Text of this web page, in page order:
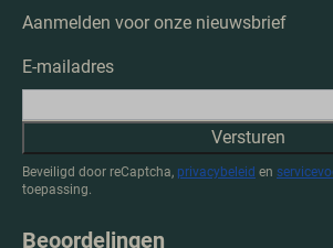
Aanmelden voor onze nieuwsbrief
E-mailadres
Versturen
Beveiligd door reCaptcha, privacybeleid en
toepassing.
Beoordelingen